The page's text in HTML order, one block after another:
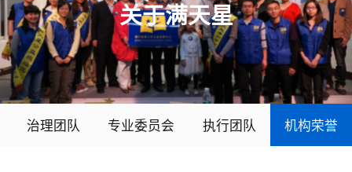
首页
关于满天星
治理团队 专业委员会 执行团队 机构荣誉